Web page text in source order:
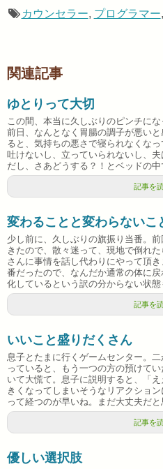
カウンセラー, プログラマー,
関連記事
ゆとりって大切
この間、本当に久しぶりのピンチに
前日、なんとなく胃腸の調子が悪い
ると、気持ちの悪さで寝られなくな
吐けないし、立っていられないし、
だし、さあどうする？！とベッドの中
記事を
変わることと変わらないこ
少し前に、久しぶりの旗振り当番。
きたので、散々迷って、現地で倒れ
さんに事情を話し代わりにやって頂
番だったので、なんだか通常の体に
化しているという訳の分からない状
記事を
いいこと盛りだくさん
息子とたまに行くゲームセンター。
っていると、もう一つの方の預けて
いて大慌て。息子に説明すると、「
きくなってしまいそうなリアクショ
って経つのが早いね。まだ大丈夫だ
記事を
優しい選択肢